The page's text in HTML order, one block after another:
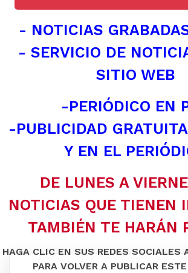
- NOTICIAS
- SERVICIO DE
SITIO WEB
-PERIÓDICO EN
-PUBLICIDAD
Y EN EL
DE LUNES A
NOTICIAS QUE TIENEN
TAMBIÉN TE HARÁN
HAGA CLIC EN SUS REDES SOCIALES
PARA VOLVER A PUBLICAR